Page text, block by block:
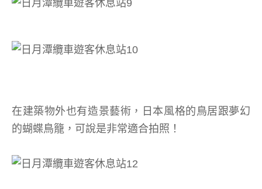
在建築物外也有造景藝術，日本風格的鳥居跟夢幻
的蝴蝶鳥籠，可說是非常適合拍照！